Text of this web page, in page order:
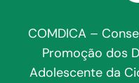
COMDICA –
Promoção dos
Adolescente da